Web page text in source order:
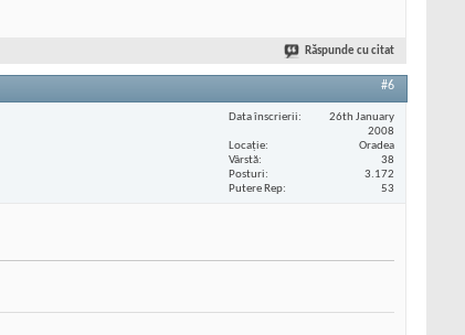
Răspunde cu citat
#6
Data înscrierii
26th January
2008
Locaţie
Oradea
Vârstă
38
Posturi
3.172
Putere Rep
53